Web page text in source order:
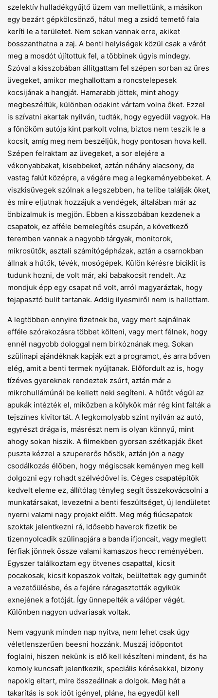
szelektív hulladékgyűjtő üzem van mellettünk, a másikon
egy bezárt gépkölcsönző, hátul meg a zsidó temető fala
keríti le a területet. Nem sokan vannak erre, akiket
bosszanthatna a zaj. A benti helyiségek közül csak a várót
meg a mosdót újítottuk fel, a többinek úgyis mindegy.
Szóval a kisszobában állítgattam fel szépen sorban az üres
üvegeket, amikor meghallottam a roncstelepesek
kocsijának a hangját. Hamarabb jöttek, mint ahogy
megbeszéltük, különben odakint vártam volna őket. Ezzel
is szívatni akartak nyilván, tudták, hogy egyedül vagyok. Ha
a főnököm autója kint parkolt volna, biztos nem teszik le a
kocsit, amíg meg nem beszéljük, hogy pontosan hova kell.
Szépen felraktam az üvegeket, a sor elejére a
vékonyabbakat, kisebbeket, aztán néhány alacsony, de
vastag falút középre, a végére meg a legkeményebbeket. A
viszkisüvegek szólnak a legszebben, ha telibe találják őket,
és mire eljutnak hozzájuk a vendégek, általában már az
önbizalmuk is megjön. Ebben a kisszobában kezdenek a
csapatok, ez afféle bemelegítés csupán, a következő
teremben vannak a nagyobb tárgyak, monitorok,
mikrosütők, asztali számítógépházak, aztán a csarnokban
állnak a hűtők, tévék, mosógépek. Külön kérésre biciklit is
tudunk hozni, de volt már, aki babakocsit rendelt. Az
mondjuk épp egy csapat nő volt, arról magyaráztak, hogy
tejapasztó bulit tartanak. Addig ilyesmiről nem is hallottam.
A legtöbben ennyire fizetnek be, vagy mert sajnálnak
efféle szórakozásra többet költeni, vagy mert félnek, hogy
ennél nagyobb dologgal nem birkóznának meg. Sokan
szülinapi ajándéknak kapják ezt a programot, és arra bőven
elég, amit a benti termek nyújtanak. Előfordult az is, hogy
tízéves gyereknek rendeztek zsúrt, aztán már a
mikrohullámúnál be kellett neki segíteni. A hűtőt végül az
apukák intézték el, miközben a kölykök már rég kint falták a
tejszínes kivitortát. A legkomolyabb szint nyilván az autó,
egyrészt drága is, másrészt nem is olyan könnyű, mint
ahogy sokan hiszik. A filmekben gyorsan szétkapják őket
puszta kézzel a szupererős hősök, aztán jön a nagy
csodálkozás élőben, hogy mégiscsak keményen meg kell
dolgozni egy rohadt szélvédővel is. Céges csapatépítők
kedvelt eleme ez, állítólag tényleg segít összekovácsolni a
munkatársakat, levezetni a benti feszültséget, új lendületet
nyerni valami nagy projekt előtt. Meg még fiúcsapatok
szoktak jelentkezni rá, idősebb haverok fizetik be
tizennyolcadik szülinapjára a banda ifjoncait, vagy meglett
férfiak jönnek össze valami kamaszos hecc reményében.
Egyszer találkoztam egy ötvenes csapattal, kicsit
pocakosak, kicsit kopaszok voltak, beültettek egy guminőt
a vezetőülésbe, és a fejére ráragasztották egyikük
exnejének a fotóját. Így ünnepelték a válóper végét.
Különben nagyon udvariasak voltak.
Nem vagyunk minden nap nyitva, nem lehet csak úgy
véletlenszerűen beesni hozzánk. Muszáj időpontot
foglalni, hiszen nekünk is elő kell készíteni mindent, és ha
komoly kuncsaft jelentkezik, speciális kérésekkel, bizony
napokig eltart, mire összeállnak a dolgok. Meg hát a
takarítás is sok időt igényel, pláne, ha egyedül kell